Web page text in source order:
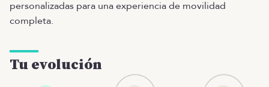
personalizadas para una experiencia de movilidad
completa.
Tu evolución